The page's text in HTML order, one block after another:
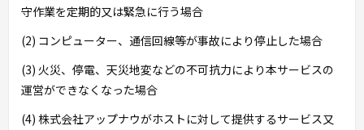
守作業を定期的又は緊急に行う場合
(2) コンピューター、通信回線等が事故により停止した場合
(3) 火災、停電、天災地変などの不可抗力により本サービスの
運営ができなくなった場合
(4) 株式会社アップナウがホストに対して提供するサービス又